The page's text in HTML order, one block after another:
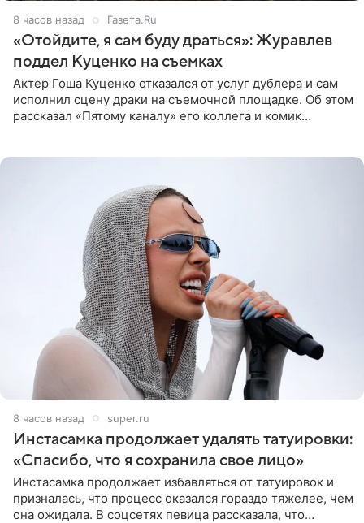
8 часов назад Газета.Ru
«Отойдите, я сам буду драться»: Журавлев
поддел Куценко на съемках
Актер Гоша Куценко отказался от услуг дублера и сам
исполнил сцену драки на съемочной площадке. Об этом
рассказал «Пятому каналу» его коллега и комик
8 часов назад super.ru
Инстасамка продолжает удалять татуировки:
«Спасибо, что я сохранила свое лицо»
Инстасамка продолжает избавляться от татуировок и
призналась, что процесс оказался гораздо тяжелее, чем
она ожидала. В соцсетях певица рассказала, что